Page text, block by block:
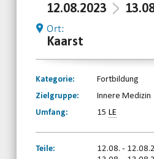
12.08.2023
Ort:
Kaarst
Kategorie:
Fortbildung
Zielgruppe:
Innere Medizin
Umfang:
15 LE
Teile:
12.08. -